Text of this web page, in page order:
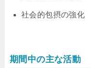
社会的包摂の強化
期間中の主な活動